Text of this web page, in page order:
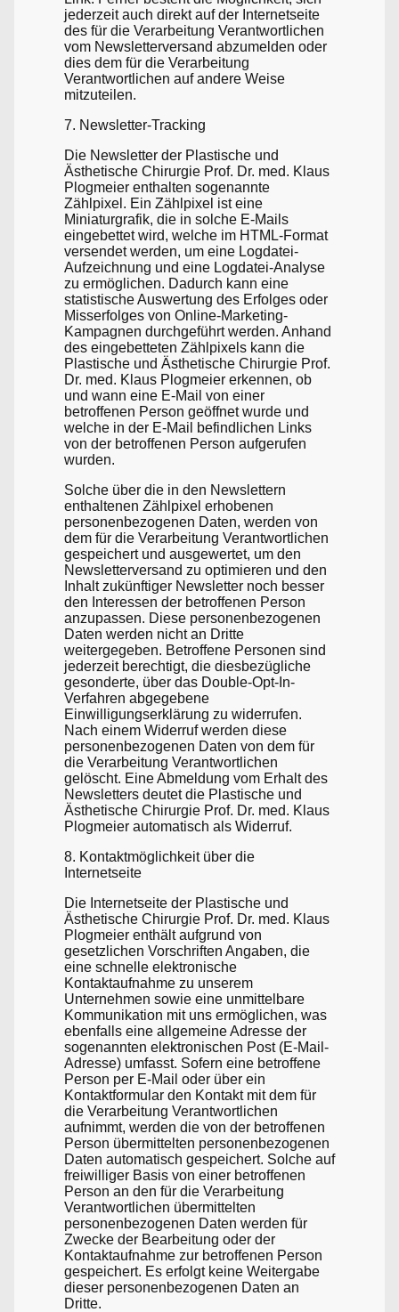
jederzeit auch direkt auf der Internetseite
des für die Verarbeitung Verantwortlichen
vom Newsletterversand abzumelden oder
dies dem für die Verarbeitung
Verantwortlichen auf andere Weise
mitzuteilen.
7. Newsletter-Tracking
Die Newsletter der Plastische und
Ästhetische Chirurgie Prof. Dr. med. Klaus
Plogmeier enthalten sogenannte
Zählpixel. Ein Zählpixel ist eine
Miniaturgrafik, die in solche E-Mails
eingebettet wird, welche im HTML-Format
versendet werden, um eine Logdatei-
Aufzeichnung und eine Logdatei-Analyse
zu ermöglichen. Dadurch kann eine
statistische Auswertung des Erfolges oder
Misserfolges von Online-Marketing-
Kampagnen durchgeführt werden. Anhand
des eingebetteten Zählpixels kann die
Plastische und Ästhetische Chirurgie Prof.
Dr. med. Klaus Plogmeier erkennen, ob
und wann eine E-Mail von einer
betroffenen Person geöffnet wurde und
welche in der E-Mail befindlichen Links
von der betroffenen Person aufgerufen
wurden.
Solche über die in den Newslettern
enthaltenen Zählpixel erhobenen
personenbezogenen Daten, werden von
dem für die Verarbeitung Verantwortlichen
gespeichert und ausgewertet, um den
Newsletterversand zu optimieren und den
Inhalt zukünftiger Newsletter noch besser
den Interessen der betroffenen Person
anzupassen. Diese personenbezogenen
Daten werden nicht an Dritte
weitergegeben. Betroffene Personen sind
jederzeit berechtigt, die diesbezügliche
gesonderte, über das Double-Opt-In-
Verfahren abgegebene
Einwilligungserklärung zu widerrufen.
Nach einem Widerruf werden diese
personenbezogenen Daten von dem für
die Verarbeitung Verantwortlichen
gelöscht. Eine Abmeldung vom Erhalt des
Newsletters deutet die Plastische und
Ästhetische Chirurgie Prof. Dr. med. Klaus
Plogmeier automatisch als Widerruf.
8. Kontaktmöglichkeit über die
Internetseite
Die Internetseite der Plastische und
Ästhetische Chirurgie Prof. Dr. med. Klaus
Plogmeier enthält aufgrund von
gesetzlichen Vorschriften Angaben, die
eine schnelle elektronische
Kontaktaufnahme zu unserem
Unternehmen sowie eine unmittelbare
Kommunikation mit uns ermöglichen, was
ebenfalls eine allgemeine Adresse der
sogenannten elektronischen Post (E-Mail-
Adresse) umfasst. Sofern eine betroffene
Person per E-Mail oder über ein
Kontaktformular den Kontakt mit dem für
die Verarbeitung Verantwortlichen
aufnimmt, werden die von der betroffenen
Person übermittelten personenbezogenen
Daten automatisch gespeichert. Solche auf
freiwilliger Basis von einer betroffenen
Person an den für die Verarbeitung
Verantwortlichen übermittelten
personenbezogenen Daten werden für
Zwecke der Bearbeitung oder der
Kontaktaufnahme zur betroffenen Person
gespeichert. Es erfolgt keine Weitergabe
dieser personenbezogenen Daten an
Dritte.